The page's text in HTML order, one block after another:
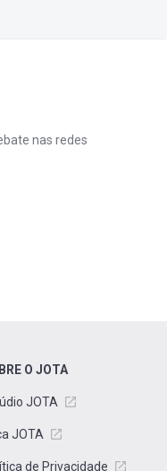
nas redes
O JOTA
JOTA
JOTA
de Privacidade